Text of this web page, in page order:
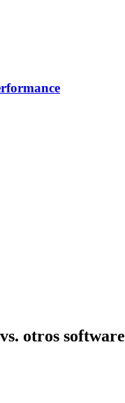
vs. otros software